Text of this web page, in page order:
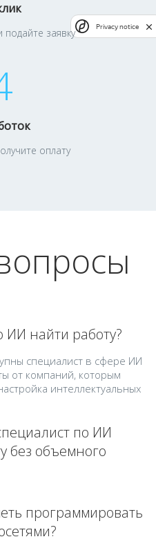
подайте заявку
оплату
ИИ найти работу?
специалист в сфере ИИ
от компаний, которым
интеллектуальных
по ИИ
без объемного
программировать
Privacy notice